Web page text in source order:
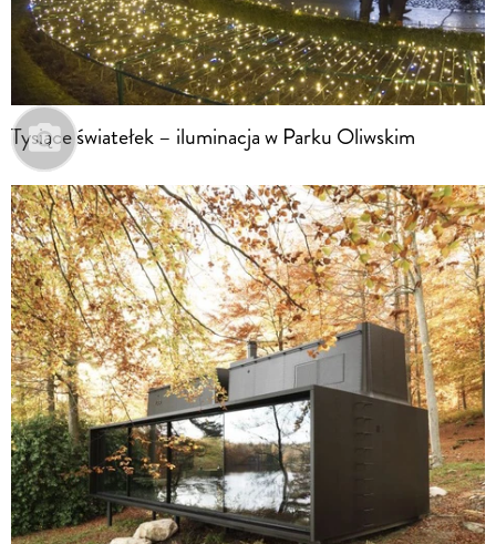
Tysiące światełek – iluminacja w Parku Oliwskim